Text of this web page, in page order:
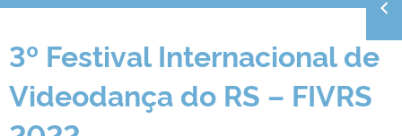
3º Festival Internacional de
Videodança do RS – FIVRS